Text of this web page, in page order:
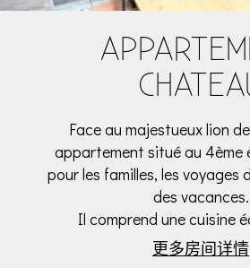
Face au majestueux lion
appartement situé au 4ème
pour les familles, les voyages
des vacances.
Il comprend une cuisine
更多房间详情